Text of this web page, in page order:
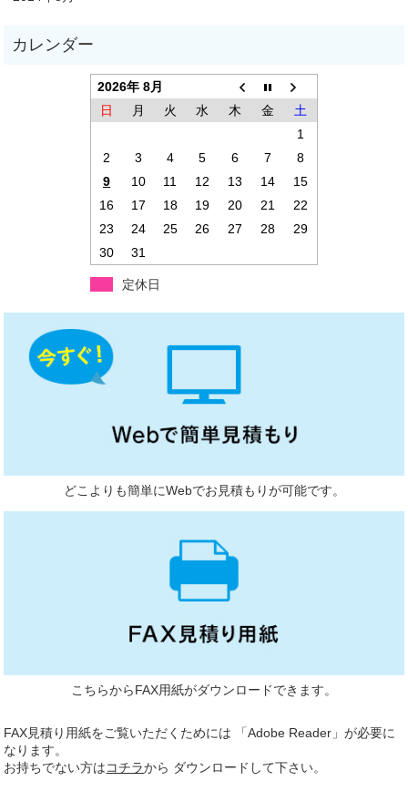
2026年 8月
日
月 火 水 木 金
土
1
2
3 4 5 6 7
8
9
10 11 12 13 14
15
16
17 18 19 20 21
22
23
24 25 26 27 28
29
30
31
定休日
どこよりも簡単にWebでお見積もりが可能です。
こちらからFAX用紙がダウンロードできます。
FAX見積り用紙をご覧いただくためには 「Adobe Reader」が必要に
なります。
お持ちでない方はコチラから ダウンロードして下さい。